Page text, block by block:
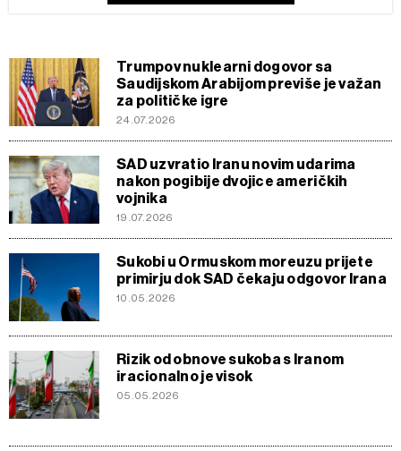
Trumpov nuklearni dogovor sa
Saudijskom Arabijom previše je važan
za političke igre
24.07.2026
SAD uzvratio Iranu novim udarima
nakon pogibije dvojice američkih
vojnika
19.07.2026
Sukobi u Ormuskom moreuzu prijete
primirju dok SAD čekaju odgovor Irana
10.05.2026
Rizik od obnove sukoba s Iranom
iracionalno je visok
05.05.2026